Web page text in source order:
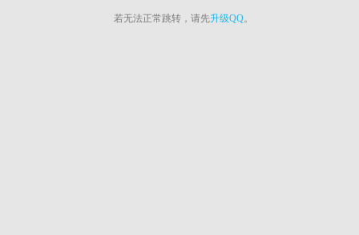
若无法正常跳转，请先升级QQ。